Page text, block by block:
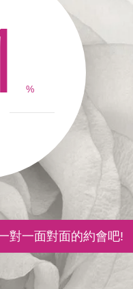
%
對一面對面的約會吧!